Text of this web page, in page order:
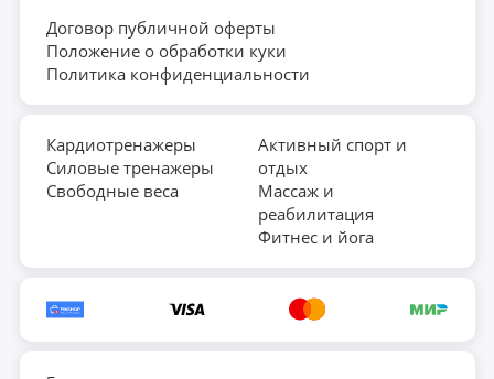
Договор публичной оферты
Положение о обработки куки
Политика конфиденциальности
Кардиотренажеры
Силовые тренажеры
Свободные веса
Активный спорт и
отдых
Массаж и
реабилитация
Фитнес и йога